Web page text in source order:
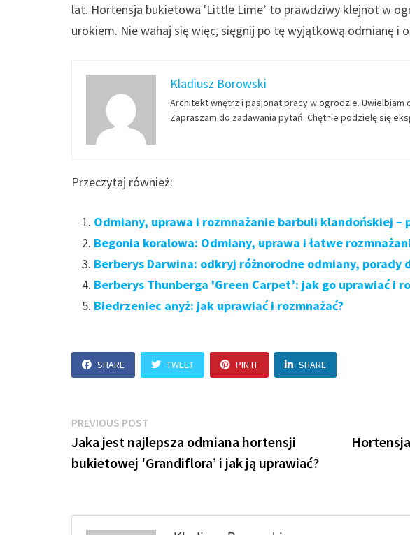
lat. Hortensja bukietowa 'Little Lime’ to prawdziwy klejnot w
urokiem. Nie wahaj się więc, sięgnij po tę wyjątkową odmianę i
Kladiusz Borowski
Architekt wnętrz i pasjonat pracy w ogrodzie. Uwielbiam
Zapraszam do zadawania pytań. Chętnie podzielę się
Przeczytaj również:
Odmiany, uprawa i rozmnażanie barbuli klandońskiej –
Begonia koralowa: Odmiany, uprawa i łatwe
Berberys Darwina: odkryj różnorodne odmiany, porady
Berberys Thunberga 'Green Carpet’: jak go uprawiać i
Biedrzeniec anyż: jak uprawiać i rozmnażać?
SHARE TWEET PIN IT SHARE
Nawigacja
wpisu
PREVIOUS POST
post:
Jaka jest najlepsza odmiana hortensji
bukietowej 'Grandiflora’ i jak ją uprawiać?